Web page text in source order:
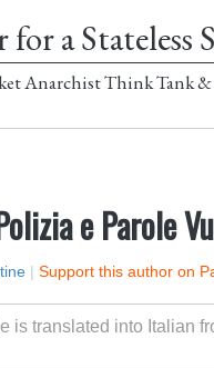
for a Stateless
Anarchist Think Tank
e Parole
| Support this author on
is translated into Italian